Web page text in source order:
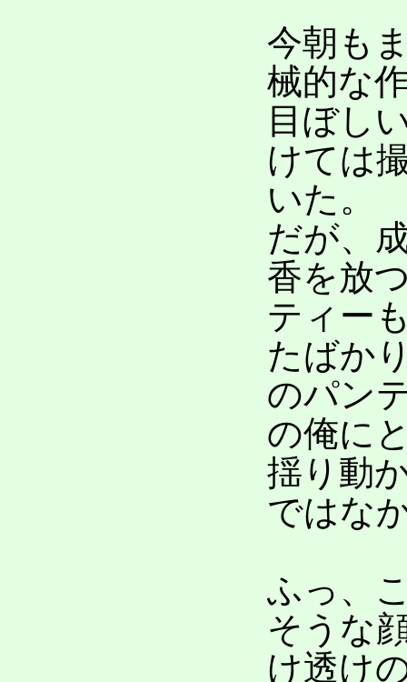
今朝も
械的な
目ぼし
けては
いた。
だが、
香を放
ティー
たばか
のパン
の俺に
揺り動
ではな
ふっ、
そうな
け透け